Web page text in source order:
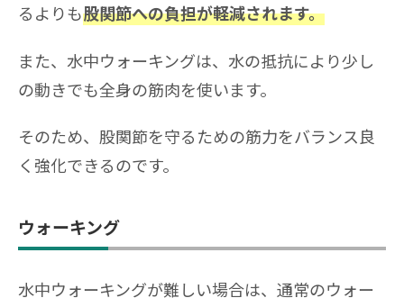
るよりも股関節への負担が軽減されます。
また、水中ウォーキングは、水の抵抗により少し
の動きでも全身の筋肉を使います。
そのため、股関節を守るための筋力をバランス良
く強化できるのです。
ウォーキング
水中ウォーキングが難しい場合は、通常のウォー